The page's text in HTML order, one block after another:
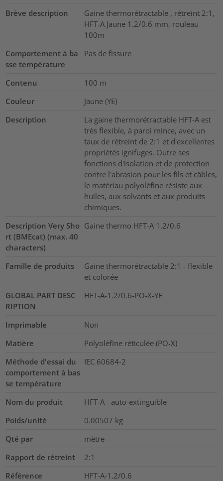
Brève description
Gaine thermorétractable , rétreint 2:1,
HFT-A Jaune 1.2/0.6 mm, rouleau
100m
Comportement à ba
sse température
Pas de fissure
Contenu 100 m
Couleur
Jaune (YE)
Description
La gaine thermorétractable HFT-A est
très flexible, à paroi mince, avec un
taux de rétreint de 2:1 et d'excellentes
propriétés ignifuges. Outre ses
fonctions d'isolation et de protection
contre l'abrasion pour les fils et câbles,
le matériau polyoléfine résiste aux
huiles, aux solvants et aux produits
chimiques.
Description Very Sho
rt (BMEcat) (max. 40
characters)
Gaine thermo HFT-A 1.2/0.6
Famille de produits
Gaine thermorétractable 2:1 - flexible
et colorée
GLOBAL PART DESC
RIPTION
HFT-A-1.2/0.6-PO-X-YE
Imprimable
Non
Matière
Polyoléfine réticulée (PO-X)
Méthode d'essai du
comportement à bas
se température
IEC 60684-2
Nom du produit
HFT-A - auto-extinguible
Poids/unité
0.00507 kg
Qté par
mètre
Rapport de rétreint
2:1
Référence
HFT-A-1.2/0.6